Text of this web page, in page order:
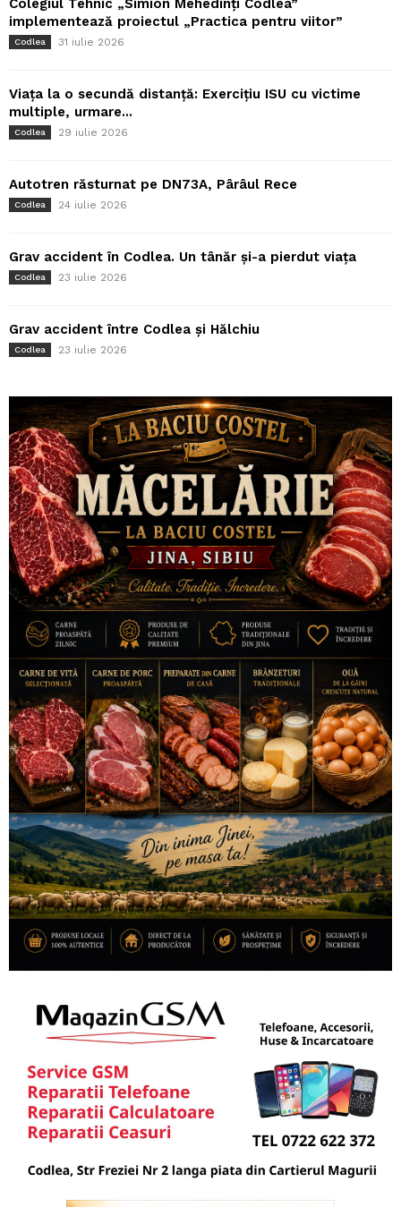
Colegiul Tehnic „Simion Mehedinți Codlea”
implementează proiectul „Practica pentru viitor”
Codlea 31 iulie 2026
Viața la o secundă distanță: Exercițiu ISU cu victime
multiple, urmare...
Codlea 29 iulie 2026
Autotren răsturnat pe DN73A, Pârâul Rece
Codlea 24 iulie 2026
Grav accident în Codlea. Un tânăr și-a pierdut viața
Codlea 23 iulie 2026
Grav accident între Codlea și Hălchiu
Codlea 23 iulie 2026